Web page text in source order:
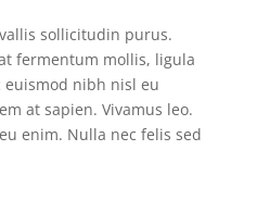
sollicitudin purus.
fermentum mollis, ligula
euismod nibh nisl eu
at sapien. Vivamus leo.
enim. Nulla nec felis sed